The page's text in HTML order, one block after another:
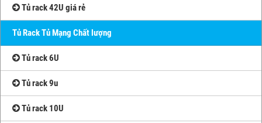
Tủ rack 42U giá rẻ
Tủ Rack Tủ Mạng Chất lượng
Tủ rack 6U
Tủ rack 9u
Tủ rack 10U